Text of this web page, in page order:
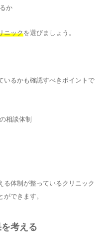
か
ニックを選びましょう。
いるかも確認すべきポイントで
相談体制
る体制が整っているクリニック
できます。
考える